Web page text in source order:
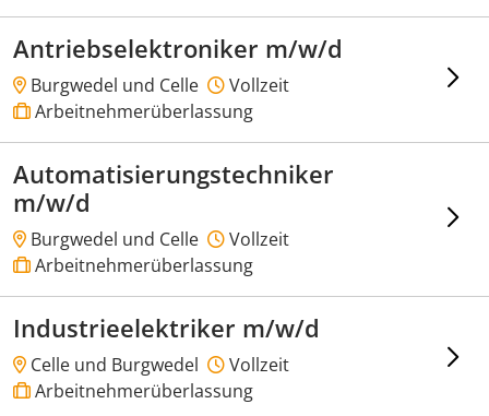
Antriebselektroniker m/w/d
Burgwedel und Celle
Vollzeit
Arbeitnehmerüberlassung
Automatisierungstechniker
m/w/d
Burgwedel und Celle
Vollzeit
Arbeitnehmerüberlassung
Industrieelektriker m/w/d
Celle und Burgwedel
Vollzeit
Arbeitnehmerüberlassung